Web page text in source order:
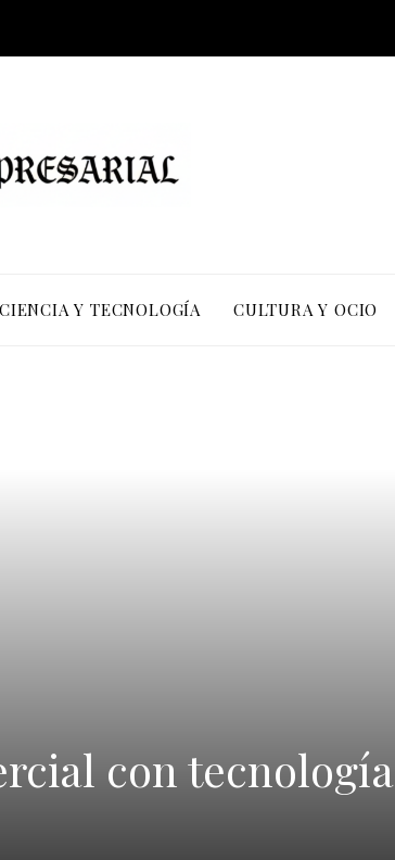
CIENCIA Y TECNOLOGÍA CULTURA Y OCIO
con tecnología